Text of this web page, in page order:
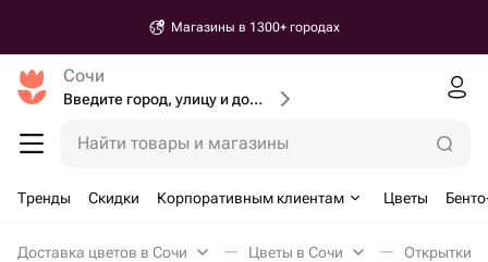
Магазины в 1300+ городах
Сочи
Введите город, улицу и дом доставки
Найти товары и магазины
Тренды Скидки Корпоративным клиентам Цветы
Доставка цветов в Сочи Цветы в Сочи Открытки в